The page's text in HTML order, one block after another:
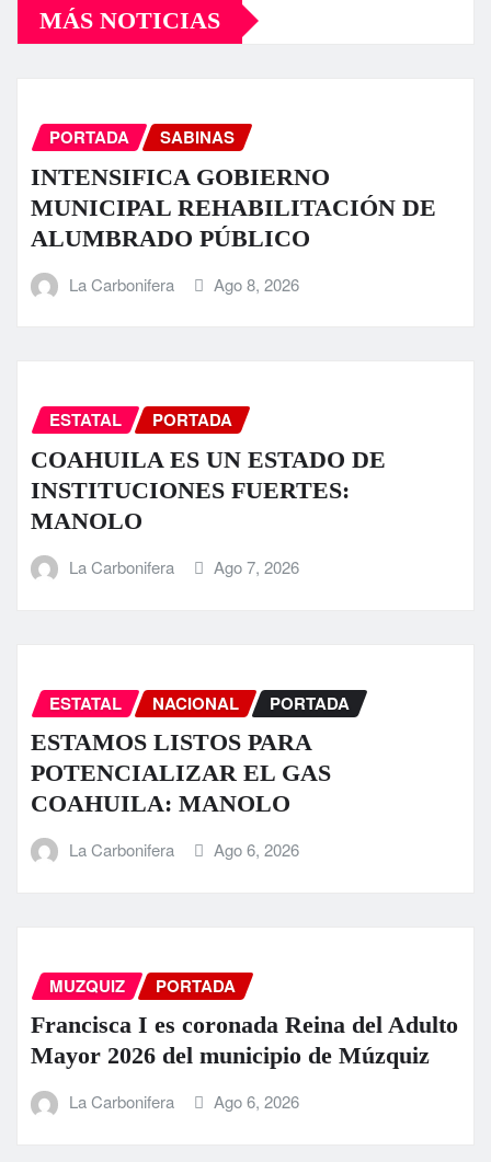
MÁS NOTICIAS
PORTADA SABINAS
INTENSIFICA GOBIERNO
MUNICIPAL REHABILITACIÓN DE
ALUMBRADO PÚBLICO
La Carbonifera Ago 8, 2026
ESTATAL PORTADA
COAHUILA ES UN ESTADO DE
INSTITUCIONES FUERTES:
MANOLO
La Carbonifera Ago 7, 2026
ESTATAL NACIONAL PORTADA
ESTAMOS LISTOS PARA
POTENCIALIZAR EL GAS
COAHUILA: MANOLO
La Carbonifera Ago 6, 2026
MUZQUIZ PORTADA
Francisca I es coronada Reina del Adulto
Mayor 2026 del municipio de Múzquiz
La Carbonifera Ago 6, 2026